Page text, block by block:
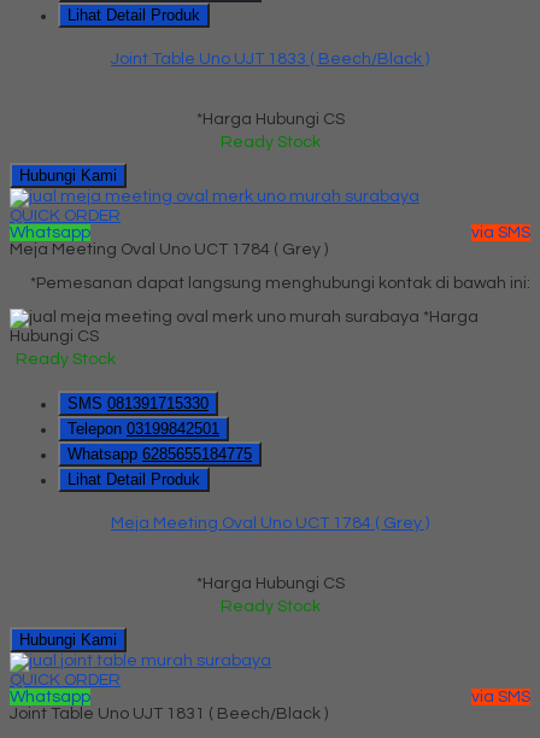
Lihat Detail Produk
Joint Table Uno UJT 1833 ( Beech/Black )
*Harga Hubungi CS
Ready Stock
Hubungi Kami
QUICK ORDER
Whatsapp
via SMS
Meja Meeting Oval Uno UCT 1784 ( Grey )
*Pemesanan dapat langsung menghubungi kontak di bawah ini:
*Harga
Hubungi CS
Ready Stock
SMS 081391715330
Telepon 03199842501
Whatsapp 6285655184775
Lihat Detail Produk
Meja Meeting Oval Uno UCT 1784 ( Grey )
*Harga Hubungi CS
Ready Stock
Hubungi Kami
QUICK ORDER
Whatsapp
via SMS
Joint Table Uno UJT 1831 ( Beech/Black )